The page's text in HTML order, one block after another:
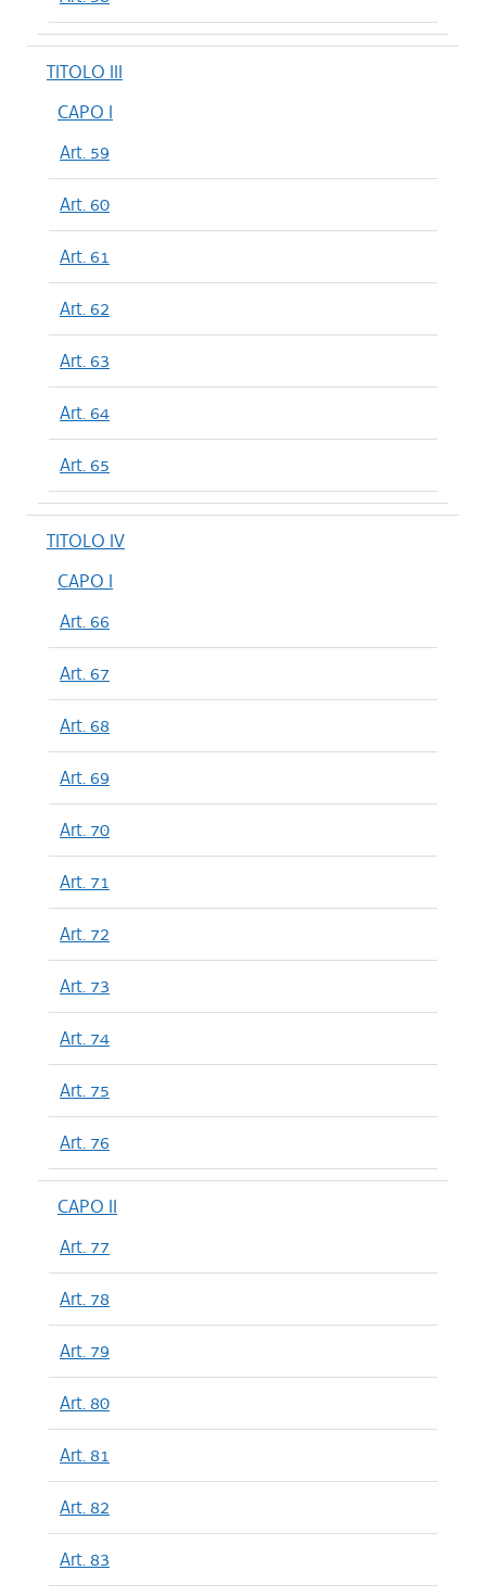
TITOLO III
CAPO I
Art. 59
Art. 60
Art. 61
Art. 62
Art. 63
Art. 64
Art. 65
TITOLO IV
CAPO I
Art. 66
Art. 67
Art. 68
Art. 69
Art. 70
Art. 71
Art. 72
Art. 73
Art. 74
Art. 75
Art. 76
CAPO II
Art. 77
Art. 78
Art. 79
Art. 80
Art. 81
Art. 82
Art. 83